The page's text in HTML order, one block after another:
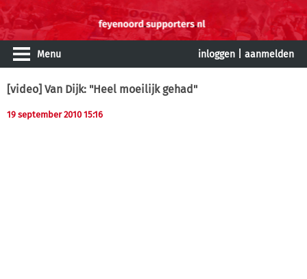
Menu inloggen aanmelden
[video] Van Dijk: "Heel moeilijk gehad"
19 september 2010 15:16